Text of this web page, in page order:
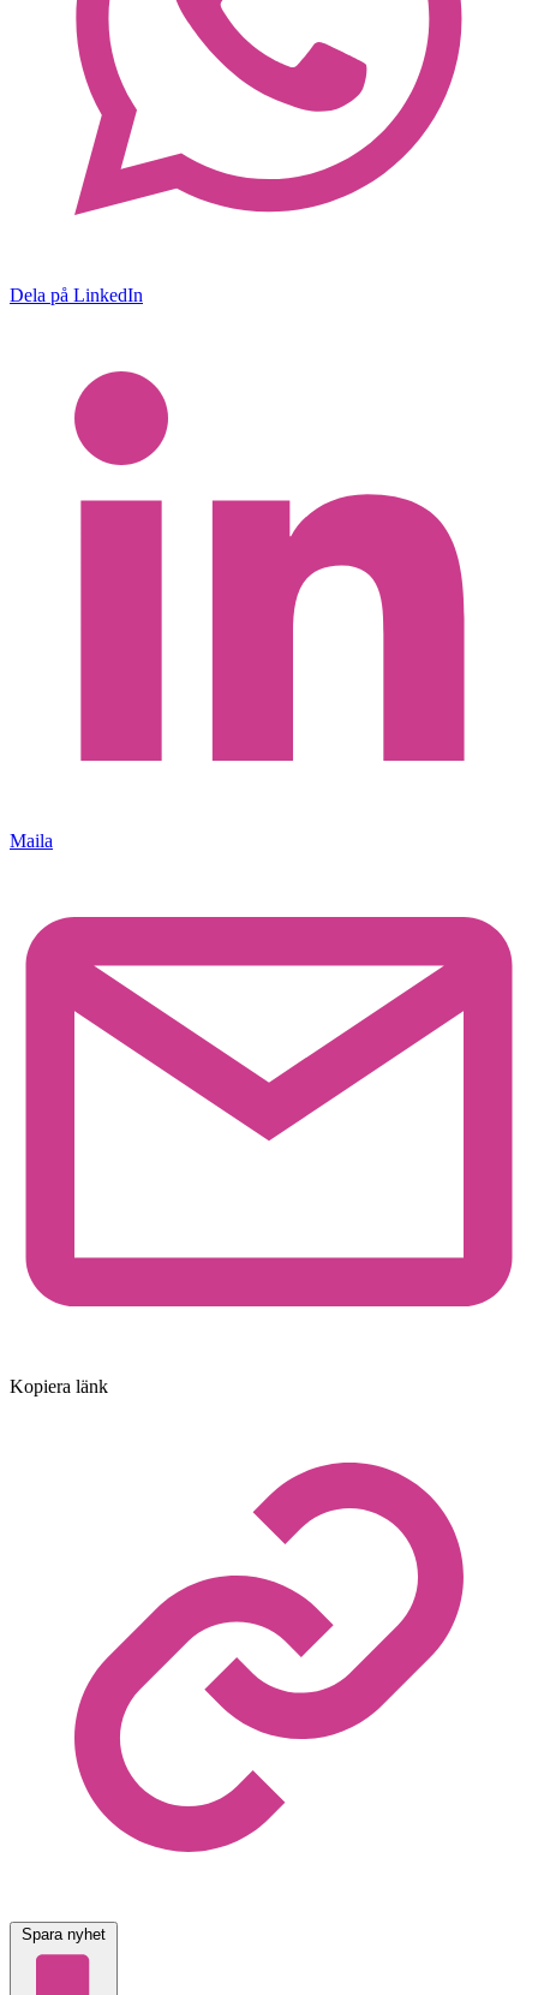
Dela på LinkedIn
Maila
Kopiera länk
Spara nyhet